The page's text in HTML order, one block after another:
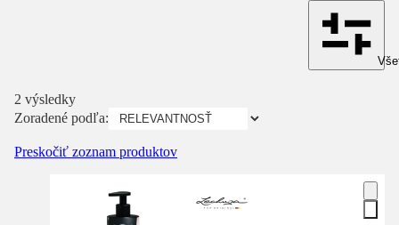
2 výsledky
Zoradené podľa:
Preskočiť zoznam produktov